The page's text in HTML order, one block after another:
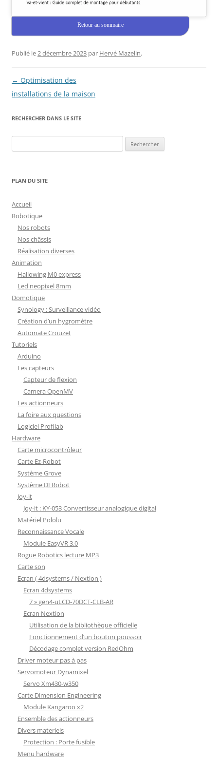
Retour au sommaire
Publié le2 décembre 2023 par Hervé Mazelin.
Navigation
des
← Optimisation des
installations de la maison
RECHERCHER DANS LE SITE
PLAN DU SITE
Accueil
Robotique
Nos robots
Nos châssis
Réalisation diverses
Animation
Hallowing M0 express
Led neopixel 8mm
Domotique
Synology : Surveillance vidéo
Création d’un hygromètre
Automate Crouzet
Tutoriels
Arduino
Les capteurs
Capteur de flexion
Camera OpenMV
Les actionneurs
La foire aux questions
Logiciel Profilab
Hardware
Carte microcontrôleur
Carte Ez-Robot
Système Grove
Système DFRobot
Joy-it
Joy-it : KY-053 Convertisseur analogique digital
Matériel Pololu
Reconnaissance Vocale
Module EasyVR 3.0
Rogue Robotics lecture MP3
Carte son
Ecran ( 4dsystems / Nextion )
Ecran 4dsystems
7 » gen4-uLCD-70DCT-CLB-AR
Ecran Nextion
Utilisation de la bibliothèque officielle
Fonctionnement d’un bouton poussoir
Décodage complet version RedOhm
Driver moteur pas à pas
Servomoteur Dynamixel
Servo Xm430-w350
Carte Dimension Engineering
Module Kangaroo x2
Ensemble des actionneurs
Divers materiels
Protection : Porte fusible
Menu hardware